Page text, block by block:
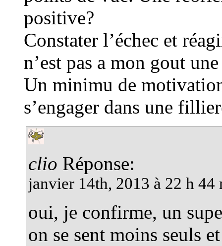
positive?
Constater l’échec et
n’est pas a mon gout
Un minimu de
s’engager dans une
clio Réponse:
janvier 14th, 2013 à 22 h 44
oui, je confirme, un
on se sent moins seuls